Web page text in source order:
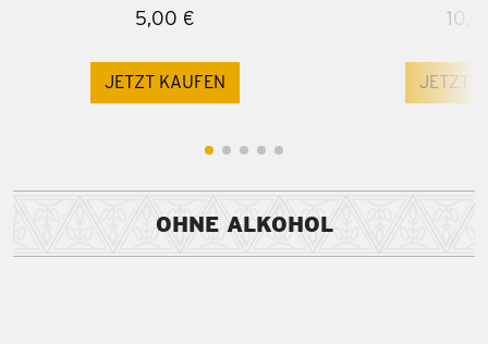
5,00 €
JETZT KAUFEN JETZT
OHNE ALKOHOL